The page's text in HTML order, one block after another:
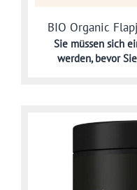
BIO Organic
Sie müssen sich
werden,bevor